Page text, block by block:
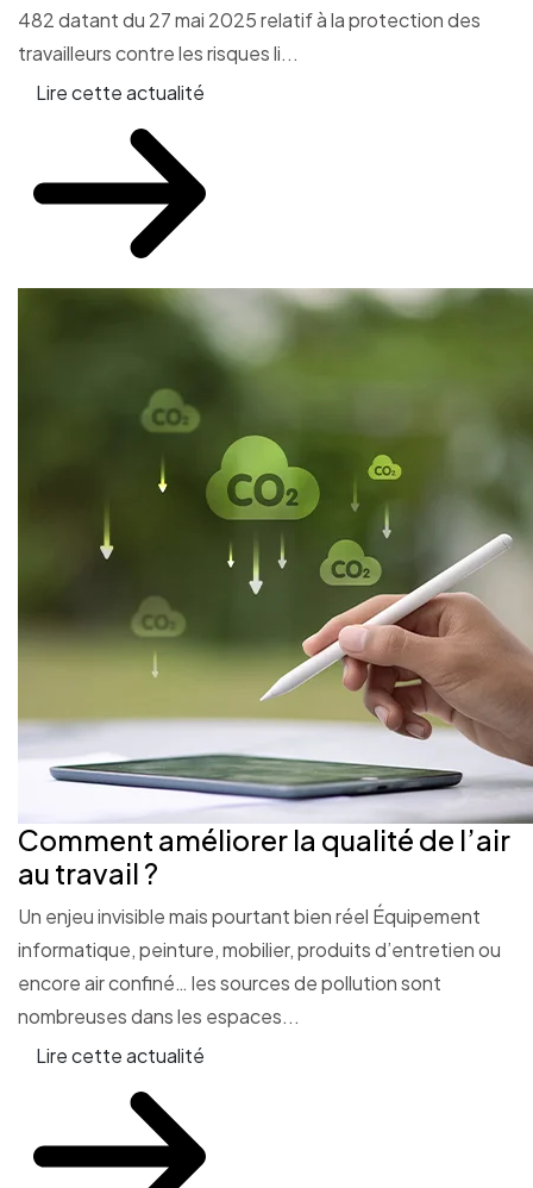
482 datant du 27 mai 2025 relatif à la protection des
travailleurs contre les risques li...
Lire cette actualité
Comment améliorer la qualité de l’air
au travail ?
Un enjeu invisible mais pourtant bien réel Équipement
informatique, peinture, mobilier, produits d’entretien ou
encore air confiné… les sources de pollution sont
nombreuses dans les espaces...
Lire cette actualité